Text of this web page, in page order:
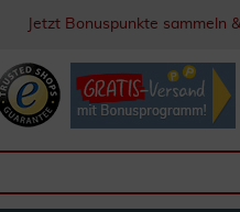
Jetzt Bonuspunkte sammeln